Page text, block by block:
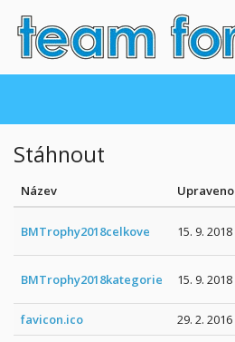
Stáhnout
Název Upraveno
BMTrophy2018celkove 15. 9. 2018
BMTrophy2018kategorie 15. 9. 2018
favicon.ico 29. 2. 2016